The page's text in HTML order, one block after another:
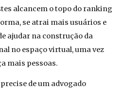
alcancem o topo do ranking
se atrai mais usuários e
ajudar na construção da
no espaço virtual, uma vez
mais pessoas.
de um advogado